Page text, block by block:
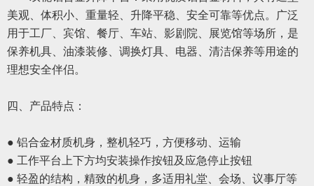
美观、体积小、重量轻、升降平稳、安全可靠等优点。广泛
用于工厂、宾馆、餐厅、车站、影剧院、展览馆等场所，是
保养机具、油漆装修、调换灯具、电器、清洁保养等用途的
理想安全伴侣。
四、 产品特点：
● 铝合金材质机身，整机轻巧，方便移动、运输
● 工作平台上下方均安装操作按钮及应急停止按钮
● 轻盈的结构，精致的机身，多适用礼堂、会场、议事厅等